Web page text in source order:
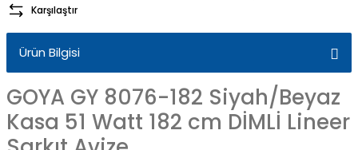
Karşılaştır
Ürün Bilgisi
GOYA GY 8076-182 Siyah/Beyaz
Kasa 51 Watt 182 cm DİMLİ Lineer